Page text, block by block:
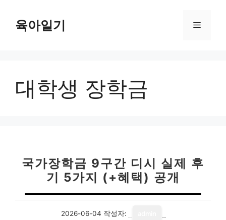
육아일기 메
대학생 장학금
국가장학금 9구간 디시 실제 후
기 5가지 (+혜택) 공개
2026-06-04 작성자: